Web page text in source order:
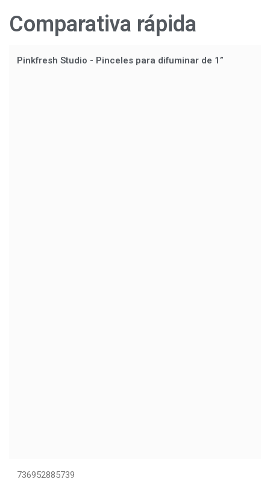
Comparativa rápida
Pinkfresh Studio - Pinceles para difuminar de 1”
736952885739